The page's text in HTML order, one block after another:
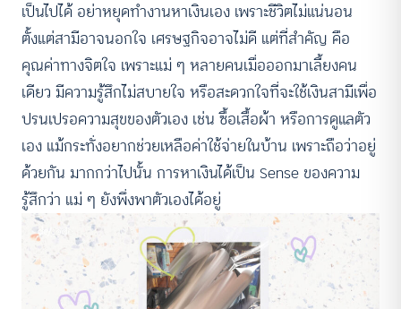
เป็นไปได้ อย่าหยุดทำงานหาเงินเอง เพราะชีวิตไม่แน่นอน
ตั้งแต่สามีอาจนอกใจ เศรษฐกิจอาจไม่ดี แต่ที่สำคัญ คือ
คุณค่าทางจิตใจ เพราะแม่ ๆ หลายคนเมื่อออกมาเลี้ยงคน
เดียว มีความรู้สึกไม่สบายใจ หรือสะดวกใจที่จะใช้เงินสามีเพื่อ
ปรนเปรอความสุขของตัวเอง เช่น ซื้อเสื้อผ้า หรือการดูแลตัว
เอง แม้กระทั่งอยากช่วยเหลือค่าใช้จ่ายในบ้าน เพราะถือว่าอยู่
ด้วยกัน มากกว่าไปนั้น การหาเงินได้เป็น Sense ของความ
รู้สึกว่า แม่ ๆ ยังพึ่งพาตัวเองได้อยู่